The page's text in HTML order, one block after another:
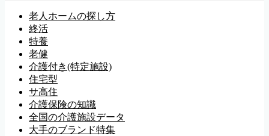
老人ホームの探し方
終活
特養
老健
介護付き(特定施設)
住宅型
サ高住
介護保険の知識
全国の介護施設データ
大手のブランド特集